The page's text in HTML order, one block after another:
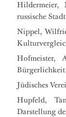
Hildermeier,
russische
Nippel,
Hofmeister,
Bürgerlichkeit.
Jüdisches
Hupfeld,
Darstellung